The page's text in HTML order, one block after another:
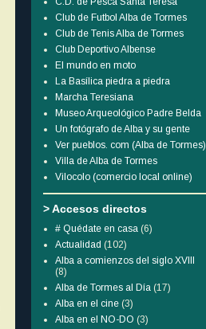
Club de Futbol Alba de Tormes
Club de Tenis Alba de Tormes
Club Deportivo Albense
El mundo en moto
La Basílica piedra a piedra
Marcha Teresiana
Museo Arqueológico Padre Belda
Un fotógrafo de Alba y su gente
Ver pueblos. com (Alba de Tormes)
Villa de Alba de Tormes
Vilocolo (comercio local online)
> Accesos directos
# Quédate en casa (6)
Actualidad (102)
Alba a comienzos del siglo XVIII
(8)
Alba de Tormes al Día (17)
Alba en el cine (3)
Alba en el NO-DO (3)